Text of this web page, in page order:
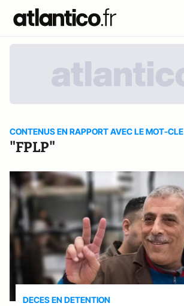
CONTENUS EN RAPPORT AVEC LE MOT-CLE
"FPLP"
DECES EN DETENTION